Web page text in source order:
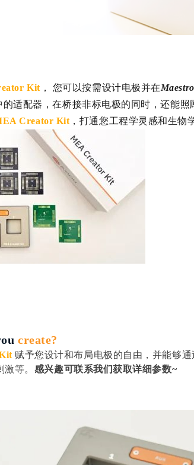
Kit ， 您可以按需设计电极并在
的适配器，在桥接非标电极的同时，还能照
Creator Kit ，打通您工程学灵感和生物
create?
赋予您设计和布局电极的自由，并能够
等。 感兴趣可联系我们获取详细参数~